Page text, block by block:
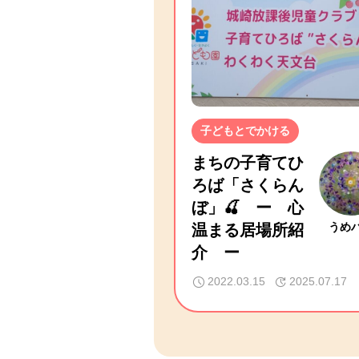
子どもとでかける
まちの子育てひ
ろば「さくらん
ぼ」🍒 ー 心
温まる居場所紹
介 ー
うめ
2022.03.15 2025.07.17